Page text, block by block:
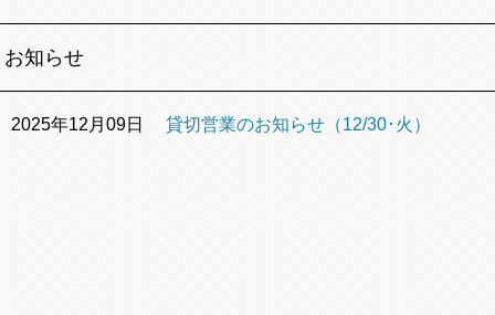
お知らせ
2025年12月09日 貸切営業のお知らせ（12/30･火）